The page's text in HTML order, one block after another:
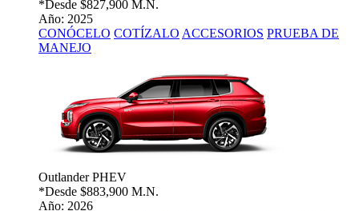
*Desde $827,900 M.N.
Año: 2025
CONÓCELO COTÍZALO ACCESORIOS PRUEBA DE
MANEJO
Outlander PHEV
*Desde $883,900 M.N.
Año: 2026